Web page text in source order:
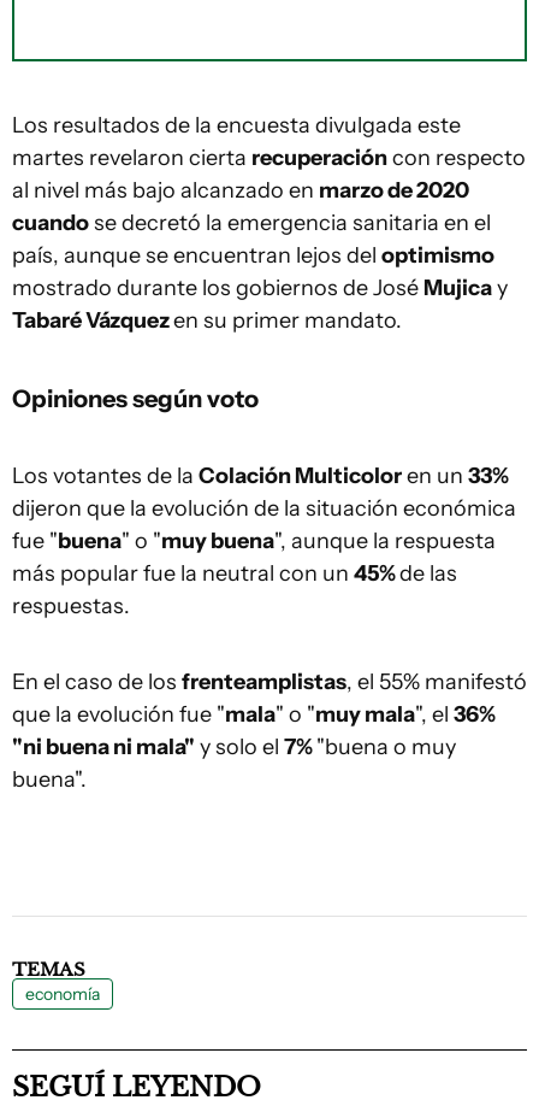
Los resultados de la encuesta divulgada este
martes revelaron cierta recuperacióncon respecto
al nivel más bajo alcanzado en marzo de 2020
cuandose decretó la emergencia sanitaria en el
país, aunque se encuentran lejos del optimismo
mostrado durante los gobiernos de José Mujicay
Tabaré Vázquezen su primer mandato.
Opiniones según voto
Los votantes de la Colación Multicoloren un 33%
dijeron que la evolución de la situación económica
fue "buena" o "muy buena", aunque la respuesta
más popular fue la neutral con un 45%de las
respuestas.
En el caso de los frenteamplistas, el 55% manifestó
que la evolución fue "mala" o "muy mala", el 36%
"ni buena ni mala" y solo el 7%"buena o muy
buena".
TEMAS
economía
SEGUÍ LEYENDO